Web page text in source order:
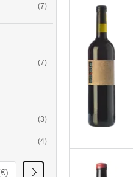
(7)
(7)
(3)
(4)